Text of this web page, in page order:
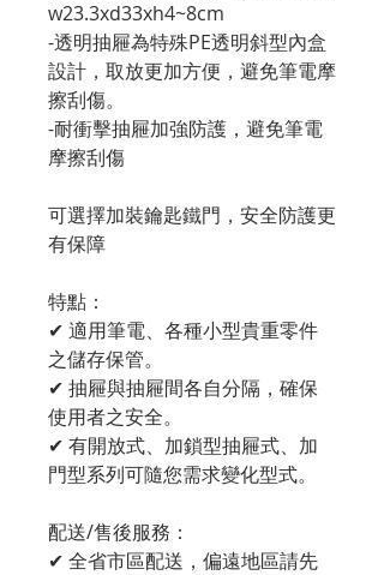
w23.3xd33xh4~8cm
-透明抽屜為特殊PE透明斜型內盒
設計，取放更加方便，避免筆電摩
擦刮傷。
-耐衝擊抽屜加強防護，避免筆電
摩擦刮傷
可選擇加裝鑰匙鐵門，安全防護更
有保障
特點：
✔ 適用筆電、各種小型貴重零件
之儲存保管。
✔ 抽屜與抽屜間各自分隔，確保
使用者之安全。
✔ 有開放式、加鎖型抽屜式、加
門型系列可隨您需求變化型式。
配送/售後服務：
✔ 全省市區配送，偏遠地區請先